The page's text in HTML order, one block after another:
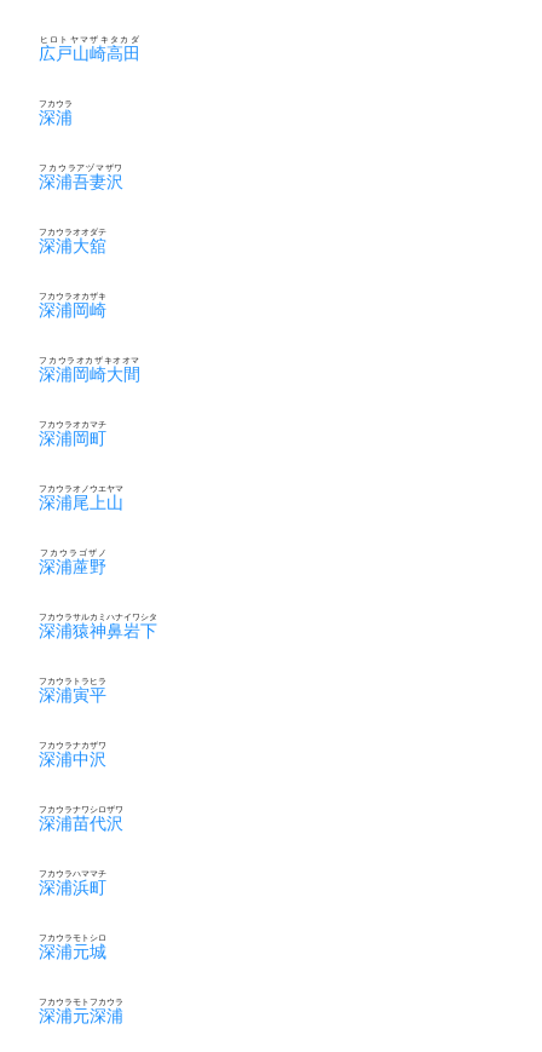
広戸山崎高田
ヒロトヤマザキタカダ
深浦
フカウラ
深浦吾妻沢
フカウラアヅマザワ
深浦大舘
フカウラオオダテ
深浦岡崎
フカウラオカザキ
深浦岡崎大間
フカウラオカザキオオマ
深浦岡町
フカウラオカマチ
深浦尾上山
フカウラオノウエヤマ
深浦蓙野
フカウラゴザノ
深浦猿神鼻岩下
フカウラサルカミハナイワシタ
深浦寅平
フカウラトラヒラ
深浦中沢
フカウラナカザワ
深浦苗代沢
フカウラナワシロザワ
深浦浜町
フカウラハママチ
深浦元城
フカウラモトシロ
深浦元深浦
フカウラモトフカウラ